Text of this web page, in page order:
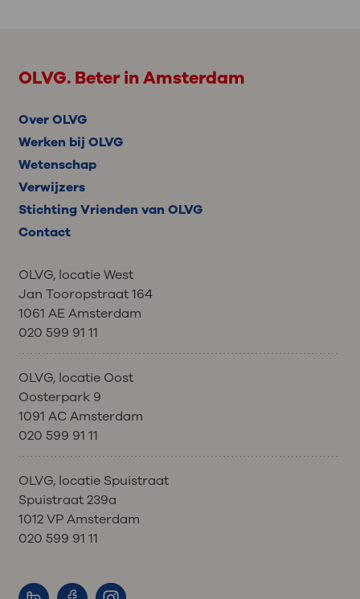
OLVG. Beter in Amsterdam
Over OLVG
Werken bij OLVG
Wetenschap
Verwijzers
Stichting Vrienden van OLVG
Contact
OLVG, locatie West
Jan Tooropstraat 164
1061 AE Amsterdam
020 599 91 11
OLVG, locatie Oost
Oosterpark 9
1091 AC Amsterdam
020 599 91 11
OLVG, locatie Spuistraat
Spuistraat 239a
1012 VP Amsterdam
020 599 91 11